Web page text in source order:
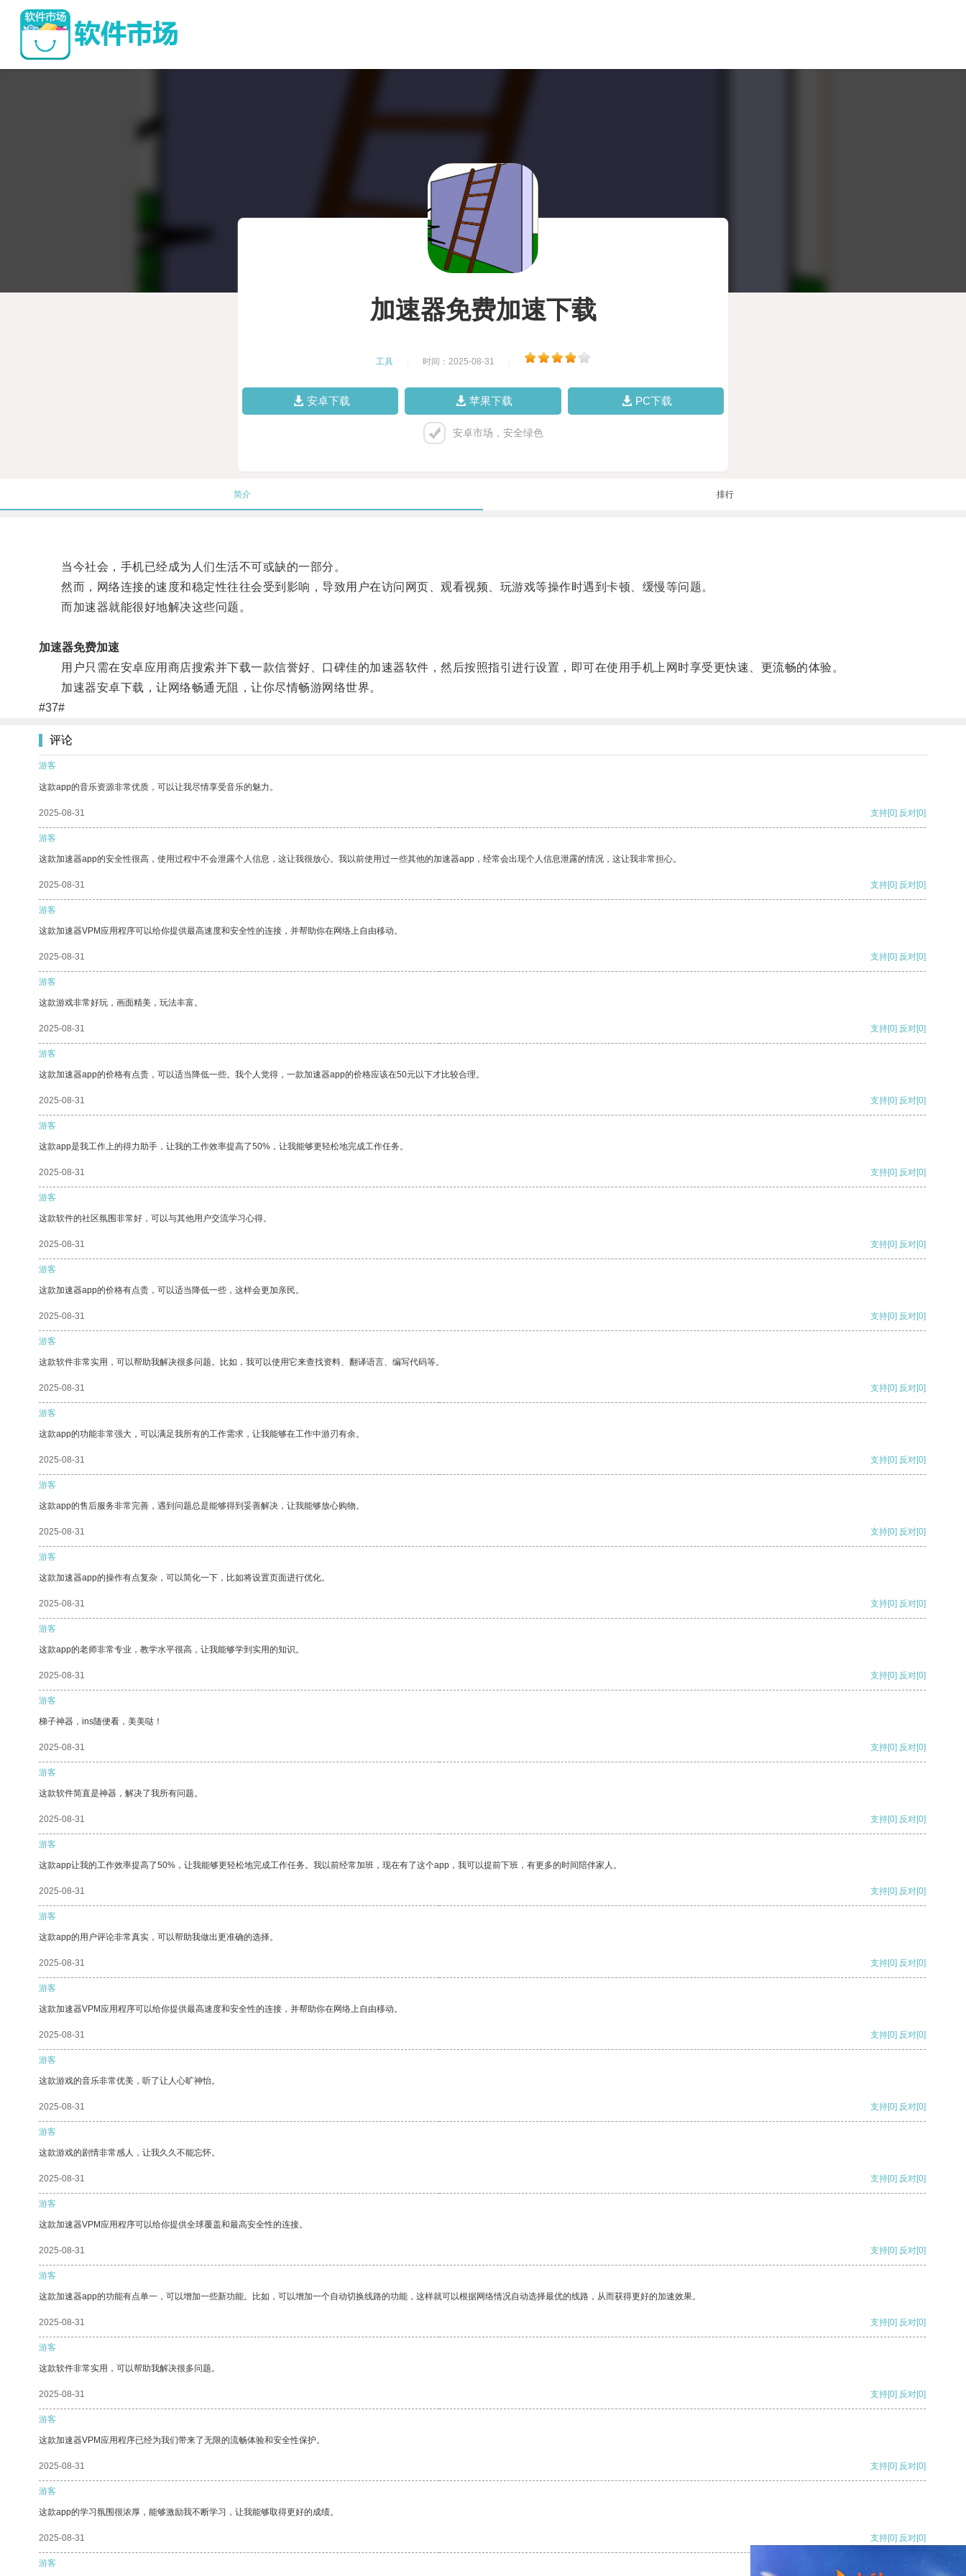
加速器免费加速下载
工具 时间：2025-08-31
安卓下载 苹果下载 PC下载
安卓市场，安全绿色
简介 排行
当今社会，手机已经成为人们生活不可或缺的一部分。
然而，网络连接的速度和稳定性往往会受到影响，导致用户在访问网页、观看视频、玩游戏等操作时遇到卡顿、缓慢等问题。
而加速器就能很好地解决这些问题。
加速器免费加速
用户只需在安卓应用商店搜索并下载一款信誉好、口碑佳的加速器软件，然后按照指引进行设置，即可在使用手机上网时享受更快速、更流畅的体验。
加速器安卓下载，让网络畅通无阻，让你尽情畅游网络世界。
#37#
评论
游客
这款app的音乐资源非常优质，可以让我尽情享受音乐的魅力。
2025-08-31 支持[0] 反对[0]
游客
这款加速器app的安全性很高，使用过程中不会泄露个人信息，这让我很放心。我以前使用过一些其他的加速器app，经常会出现个人信息泄露的情况，这让我非常担心。
2025-08-31 支持[0] 反对[0]
游客
这款加速器VPM应用程序可以给你提供最高速度和安全性的连接，并帮助你在网络上自由移动。
2025-08-31 支持[0] 反对[0]
游客
这款游戏非常好玩，画面精美，玩法丰富。
2025-08-31 支持[0] 反对[0]
游客
这款加速器app的价格有点贵，可以适当降低一些。我个人觉得，一款加速器app的价格应该在50元以下才比较合理。
2025-08-31 支持[0] 反对[0]
游客
这款app是我工作上的得力助手，让我的工作效率提高了50%，让我能够更轻松地完成工作任务。
2025-08-31 支持[0] 反对[0]
游客
这款软件的社区氛围非常好，可以与其他用户交流学习心得。
2025-08-31 支持[0] 反对[0]
游客
这款加速器app的价格有点贵，可以适当降低一些，这样会更加亲民。
2025-08-31 支持[0] 反对[0]
游客
这款软件非常实用，可以帮助我解决很多问题。比如，我可以使用它来查找资料、翻译语言、编写代码等。
2025-08-31 支持[0] 反对[0]
游客
这款app的功能非常强大，可以满足我所有的工作需求，让我能够在工作中游刃有余。
2025-08-31 支持[0] 反对[0]
游客
这款app的售后服务非常完善，遇到问题总是能够得到妥善解决，让我能够放心购物。
2025-08-31 支持[0] 反对[0]
游客
这款加速器app的操作有点复杂，可以简化一下，比如将设置页面进行优化。
2025-08-31 支持[0] 反对[0]
游客
这款app的老师非常专业，教学水平很高，让我能够学到实用的知识。
2025-08-31 支持[0] 反对[0]
游客
梯子神器，ins随便看，美美哒！
2025-08-31 支持[0] 反对[0]
游客
这款软件简直是神器，解决了我所有问题。
2025-08-31 支持[0] 反对[0]
游客
这款app让我的工作效率提高了50%，让我能够更轻松地完成工作任务。我以前经常加班，现在有了这个app，我可以提前下班，有更多的时间陪伴家人。
2025-08-31 支持[0] 反对[0]
游客
这款app的用户评论非常真实，可以帮助我做出更准确的选择。
2025-08-31 支持[0] 反对[0]
游客
这款加速器VPM应用程序可以给你提供最高速度和安全性的连接，并帮助你在网络上自由移动。
2025-08-31 支持[0] 反对[0]
游客
这款游戏的音乐非常优美，听了让人心旷神怡。
2025-08-31 支持[0] 反对[0]
游客
这款游戏的剧情非常感人，让我久久不能忘怀。
2025-08-31 支持[0] 反对[0]
游客
这款加速器VPM应用程序可以给你提供全球覆盖和最高安全性的连接。
2025-08-31 支持[0] 反对[0]
游客
这款加速器app的功能有点单一，可以增加一些新功能。比如，可以增加一个自动切换线路的功能，这样就可以根据网络情况自动选择最优的线路，从而获得更好的加速效果。
2025-08-31 支持[0] 反对[0]
游客
这款软件非常实用，可以帮助我解决很多问题。
2025-08-31 支持[0] 反对[0]
游客
这款加速器VPM应用程序已经为我们带来了无限的流畅体验和安全性保护。
2025-08-31 支持[0] 反对[0]
游客
这款app的学习氛围很浓厚，能够激励我不断学习，让我能够取得更好的成绩。
2025-08-31 支持[0] 反对[0]
游客